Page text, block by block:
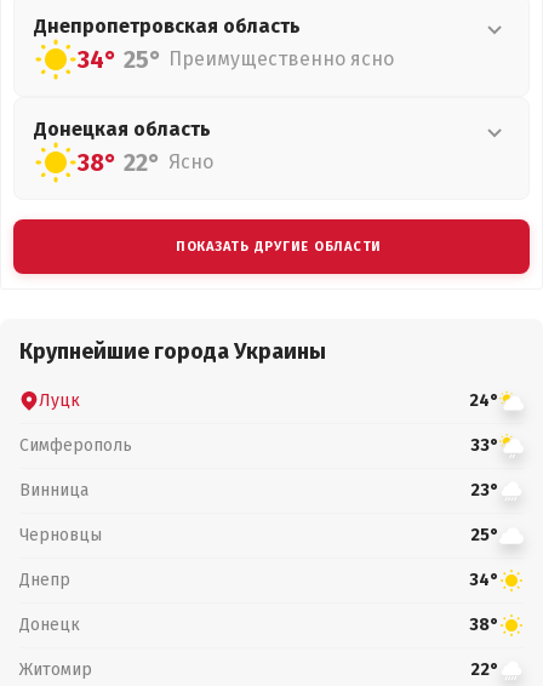
Днепропетровская область
34° 25° Преимущественно ясно
Донецкая область
38° 22° Ясно
ПОКАЗАТЬ ДРУГИЕ ОБЛАСТИ
Крупнейшие города Украины
Луцк 24°
Симферополь 33°
Винница 23°
Черновцы 25°
Днепр 34°
Донецк 38°
Житомир 22°